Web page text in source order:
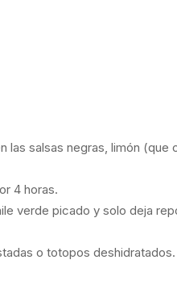
las salsas negras, limón
4 horas.
verde picado y solo deja
o totopos deshidratados.